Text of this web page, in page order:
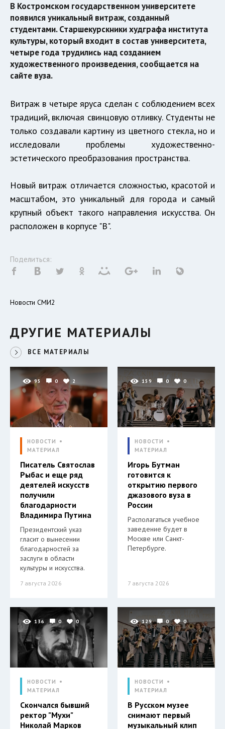
В Костромском государственном университете
появился уникальный витраж, созданный
студентами. Старшекурскники худграфа института
культуры, который входит в состав университета,
четыре года трудились над созданием
художественного произведения, сообщается на
сайте вуза.
Витраж в четыре яруса сделан с соблюдением всех
традиций, включая свинцовую отливку. Студенты не
только создавали картину из цветного стекла, но и
исследовали проблемы художественно-
эстетического преобразования пространства.
Новый витраж отличается сложностью, красотой и
масштабом, это уникальный для города и самый
крупный объект такого направления искусства. Он
расположен в корпусе "В".
Поделиться:
Новости СМИ2
ДРУГИЕ МАТЕРИАЛЫ
ВСЕ МАТЕРИАЛЫ
95 0 2
НОВОСТИ
МАТЕРИАЛ
Писатель Святослав
Рыбас и еще ряд
деятелей искусств
получили
благодарности
Владимира Путина
Президентский указ
гласит о вынесении
благодарностей за
заслуги в области
культуры и искусства.
7 августа 2026
159 0 0
НОВОСТИ
МАТЕРИАЛ
Игорь Бутман
готовится к
открытию первого
джазового вуза в
России
Располагаться учебное
заведение будет в
Москве или Санкт-
Петербурге.
7 августа 2026
136 0 0
НОВОСТИ
МАТЕРИАЛ
Скончался бывший
ректор "Мухи"
Николай Марков
129 0 0
НОВОСТИ
МАТЕРИАЛ
В Русском музее
снимают первый
музыкальный клип